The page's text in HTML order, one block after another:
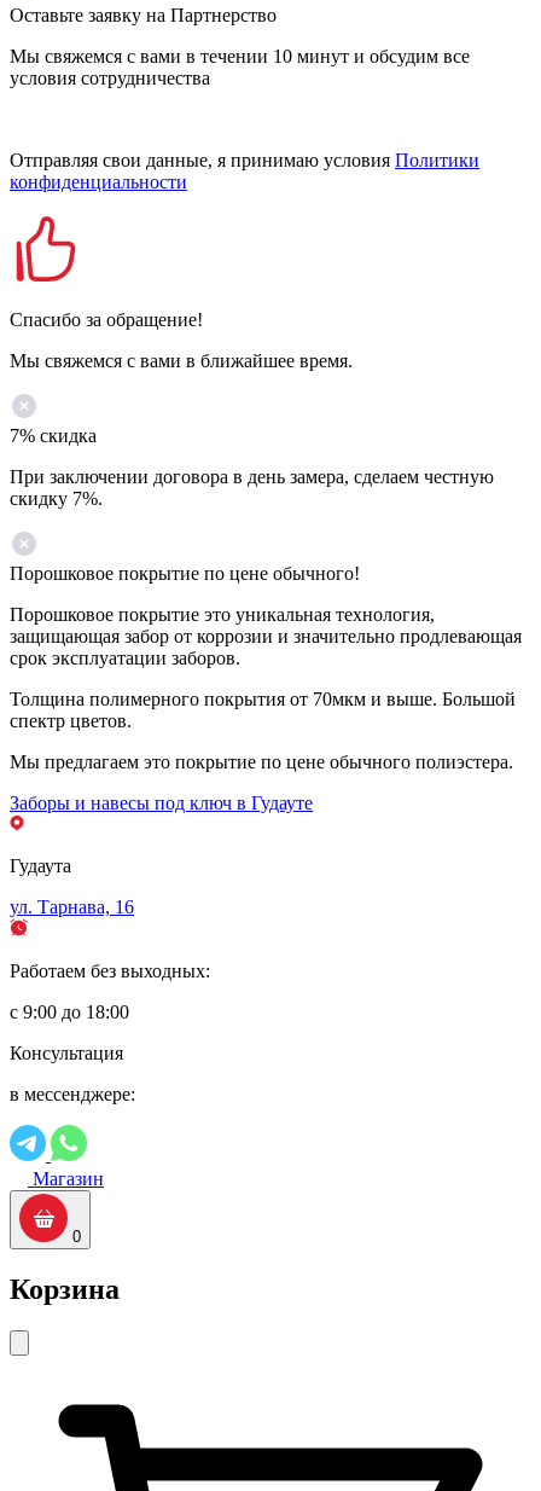
Оставьте заявку на Партнерство
Мы свяжемся с вами в течении 10 минут и обсудим все
условия сотрудничества
Отправляя свои данные, я принимаю условия Политики
конфиденциальности
Спасибо за обращение!
Мы свяжемся с вами в ближайшее время.
7% скидка
При заключении договора в день замера, сделаем честную
скидку 7%.
Порошковое покрытие по цене обычного!
Порошковое покрытие это уникальная технология,
защищающая забор от коррозии и значительно продлевающая
срок эксплуатации заборов.
Толщина полимерного покрытия от 70мкм и выше. Большой
спектр цветов.
Мы предлагаем это покрытие по цене обычного полиэстера.
Заборы и навесы под ключ в Гудауте
Гудаута
ул. Тарнава, 16
Работаем без выходных:
с 9:00 до 18:00
Консультация
в мессенджере:
Магазин
0
Корзина